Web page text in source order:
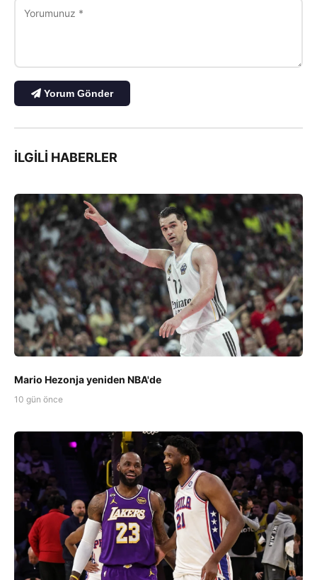
Yorum Gönder
İLGILI HABERLER
Mario Hezonja yeniden NBA'de
10 gün önce